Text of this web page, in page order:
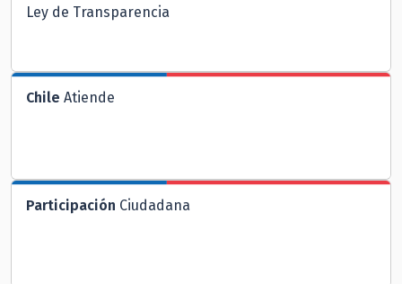
Ley de Transparencia
Chile Atiende
Participación Ciudadana